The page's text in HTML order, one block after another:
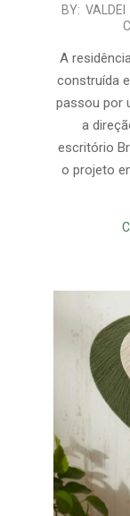
2026-
19
BY: VALDEI
A
construída
passou por
a
escritório
o projeto